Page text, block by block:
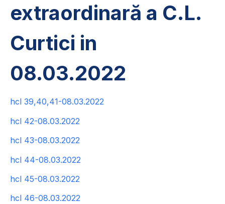
extraordinară a C.L.
Curtici in
08.03.2022
hcl 39,40,41-08.03.2022
hcl 42-08.03.2022
hcl 43-08.03.2022
hcl 44-08.03.2022
hcl 45-08.03.2022
hcl 46-08.03.2022